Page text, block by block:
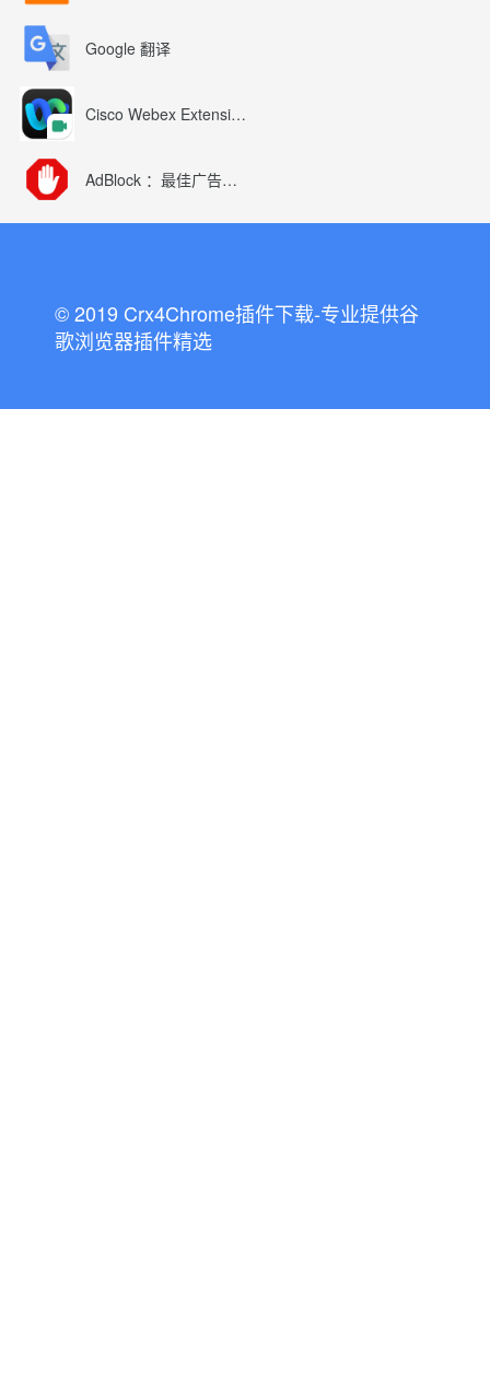
Google 翻译
Cisco Webex Extension
AdBlock ：最佳广告拦截工具
© 2019 Crx4Chrome插件下载-专业提供谷
歌浏览器插件精选